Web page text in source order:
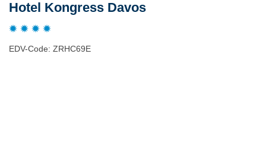
Hotel Kongress Davos
EDV-Code: ZRHC69E